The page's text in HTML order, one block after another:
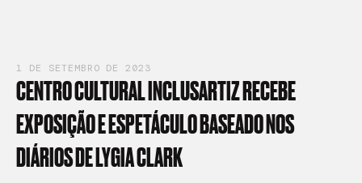
1 DE SETEMBRO DE 2023
CENTROCULTURALINCLUSARTIZRECEBE
EXPOSIÇÃOEESPETÁCULOBASEADONOS
DIÁRIOSDELYGIACLARK